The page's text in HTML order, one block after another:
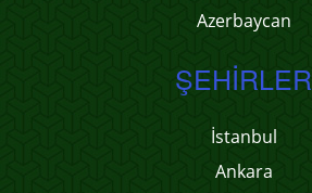
Azerbaycan
ŞEHIRLER
İstanbul
Ankara